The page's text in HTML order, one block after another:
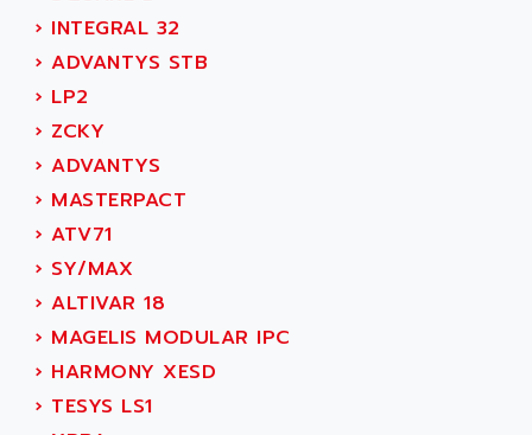
SERVO DRIVE
AC MAINSPINDLE
KDS
TDA
BUM
BUS
DIAX 04
DIAX 4
cms3
CMS
PARVEX
ADAMEL
ADANI PSC
ADAPTATIVE
ADAPTEC
ADAPTORR
ADAS
ADC AUTOMATICA
ADDA
ADDER
ADDI DATA
ADEL SYSTEM
› INTEGRAL 32
› ADVANTYS STB
› LP2
› ZCKY
› ADVANTYS
› MASTERPACT
› ATV71
› SY/MAX
› ALTIVAR 18
› MAGELIS MODULAR IPC
› HARMONY XESD
› TESYS LS1